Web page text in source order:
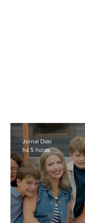
Jornal Daki
há 5 horas